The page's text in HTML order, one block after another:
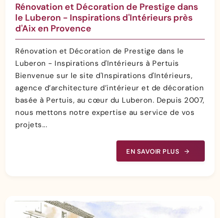
Rénovation et Décoration de Prestige dans
le Luberon - Inspirations d'Intérieurs près
d'Aix en Provence
Rénovation et Décoration de Prestige dans le
Luberon - Inspirations d'Intérieurs à Pertuis
Bienvenue sur le site d'Inspirations d'Intérieurs,
agence d’architecture d’intérieur et de décoration
basée à Pertuis, au cœur du Luberon. Depuis 2007,
nous mettons notre expertise au service de vos
projets...
EN SAVOIR PLUS